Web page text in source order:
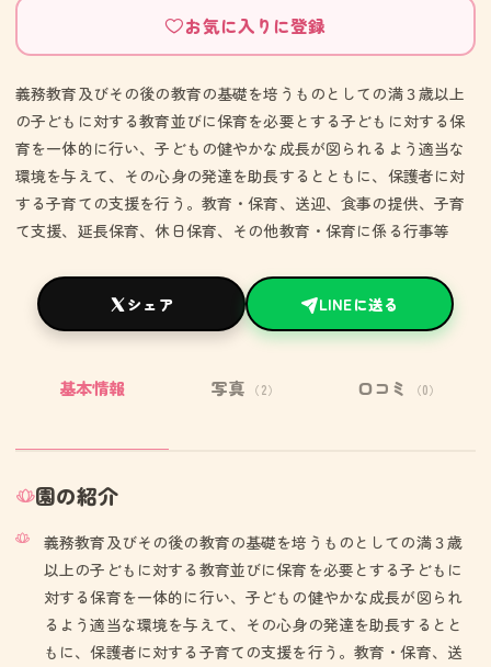
お気に入りに登録
義務教育及びその後の教育の基礎を培うものとしての満３歳以上
の子どもに対する教育並びに保育を必要とする子どもに対する保
育を一体的に行い、子どもの健やかな成長が図られるよう適当な
環境を与えて、その心身の発達を助長するとともに、保護者に対
する子育ての支援を行う。教育・保育、送迎、食事の提供、子育
て支援、延長保育、休日保育、その他教育・保育に係る行事等
シェア LINEに送る
基本情報 写真 （2） 口コミ （0）
園の紹介
義務教育及びその後の教育の基礎を培うものとしての満３歳
以上の子どもに対する教育並びに保育を必要とする子どもに
対する保育を一体的に行い、子どもの健やかな成長が図られ
るよう適当な環境を与えて、その心身の発達を助長するとと
もに、保護者に対する子育ての支援を行う。教育・保育、送